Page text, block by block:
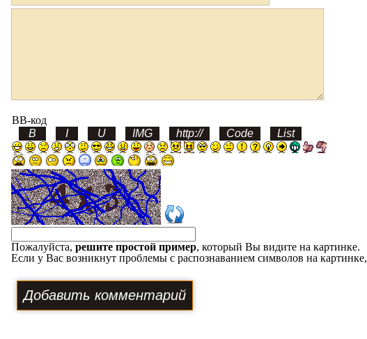
BB-код
Пожалуйста, решите простой пример, который Вы видите на картинке.
Если у Вас возникнут проблемы с распознаванием символов на картинке,